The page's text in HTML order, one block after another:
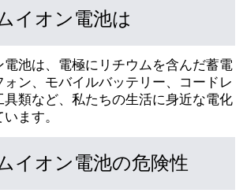
イオン電池は
池は、電極にリチウムを含んだ蓄電
ン、モバイルバッテリー、コードレ
具類など、私たちの生活に身近な電化
ます。
イオン電池の危険性